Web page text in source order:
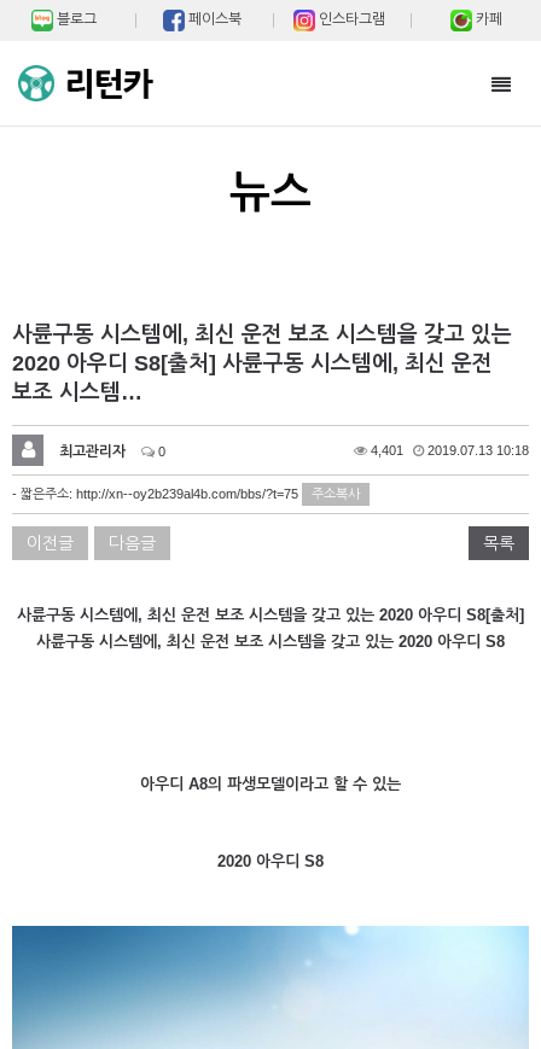
블로그 페이스북 인스타그램 카페
뉴스
사륜구동 시스템에, 최신 운전 보조 시스템을 갖고 있는
2020 아우디 S8[출처] 사륜구동 시스템에, 최신 운전
보조 시스템…
최고관리자 0 4,401 2019.07.13 10:18
- 짧은주소: http://xn--oy2b239al4b.com/bbs/?t=75 주소복사
이전글 다음글 목록
사륜구동 시스템에, 최신 운전 보조 시스템을 갖고 있는 2020 아우디 S8[출처]
사륜구동 시스템에, 최신 운전 보조 시스템을 갖고 있는 2020 아우디 S8
아우디 A8의 파생모델이라고 할 수 있는
2020 아우디 S8